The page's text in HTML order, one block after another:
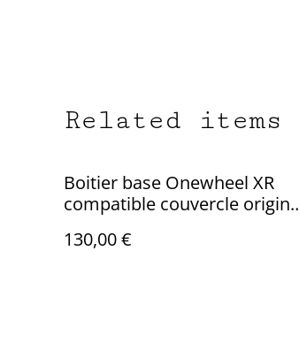
Related items
Boitier base Onewheel XR
compatible couvercle origine
130,00 €